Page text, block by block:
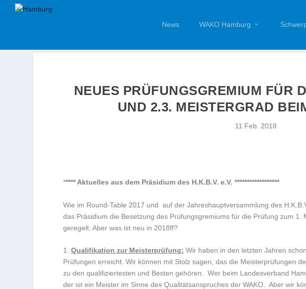
News WAKO Hamburg
NEUES PRÜFUNGSGREMIUM FÜR
UND 2.3. MEISTERGRAD
11 Feb. 2018
***** Aktuelles aus dem Präsidium des H.K.B.V. e.V. ******************
Wie im Round-Table 2017 und auf der Jahreshauptversammlung des
das Präsidium die Besetzung des Prüfungsgremiums für die Prüfung zum
geregelt. Aber was ist neu in 2018ff?
1.Qualifikation zur Meisterprüfung: Wir haben in den letzten Jahren
Prüfungen erreicht. Wir können mit Stolz sagen, das die Meisterprüfungen
zu den qualifiziertesten und Besten gehören. Wer beim Landesverband
der ist ein Meister im Sinne des Qualitätsanspruches der WAKO. Aber wir